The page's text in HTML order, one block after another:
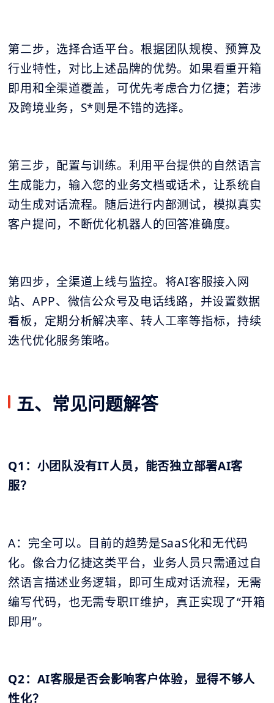
第二步，选择合适平台。根据团队规模、预算及
行业特性，对比上述品牌的优势。如果看重开箱
即用和全渠道覆盖，可优先考虑合力亿捷；若涉
及跨境业务，S*则是不错的选择。
第三步，配置与训练。利用平台提供的自然语言
生成能力，输入您的业务文档或话术，让系统自
动生成对话流程。随后进行内部测试，模拟真实
客户提问，不断优化机器人的回答准确度。
第四步，全渠道上线与监控。将AI客服接入网
站、APP、微信公众号及电话线路，并设置数据
看板，定期分析解决率、转人工率等指标，持续
迭代优化服务策略。
五、常见问题解答
Q1：小团队没有IT人员，能否独立部署AI客
服？
A：完全可以。目前的趋势是SaaS化和无代码
化。像合力亿捷这类平台，业务人员只需通过自
然语言描述业务逻辑，即可生成对话流程，无需
编写代码，也无需专职IT维护，真正实现了“开箱
即用”。
Q2：AI客服是否会影响客户体验，显得不够人
性化？